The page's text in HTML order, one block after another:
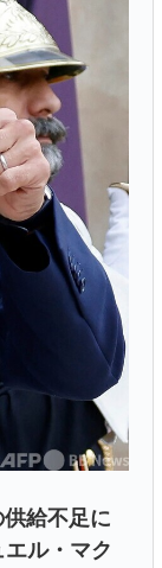
供給不足に
ル・マク